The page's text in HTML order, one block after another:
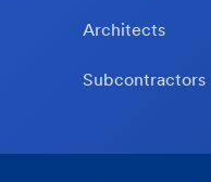
Architects
Subcontractors